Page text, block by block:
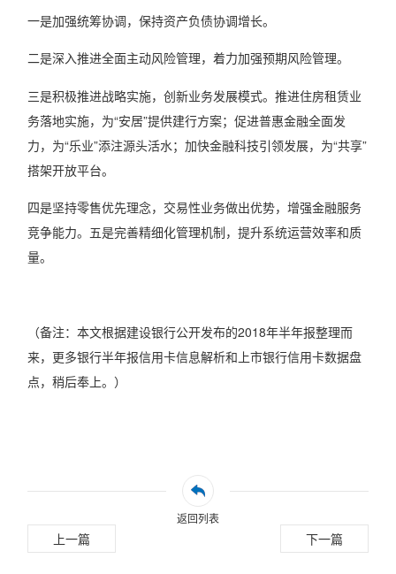
一是加强统筹协调，保持资产负债协调增长。
二是深入推进全面主动风险管理，着力加强预期风险管理。
三是积极推进战略实施，创新业务发展模式。推进住房租赁业
务落地实施，为“安居”提供建行方案；促进普惠金融全面发
力，为“乐业”添注源头活水；加快金融科技引领发展，为“共享”
搭架开放平台。
四是坚持零售优先理念，交易性业务做出优势，增强金融服务
竞争能力。五是完善精细化管理机制，提升系统运营效率和质
量。
（备注：本文根据建设银行公开发布的2018年半年报整理而
来，更多银行半年报信用卡信息解析和上市银行信用卡数据盘
点，稍后奉上。）
返回列表
上一篇 下一篇